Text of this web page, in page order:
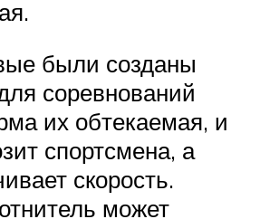
были созданы
соревнований
их обтекаемая, и
спортсмена, а
скорость.
может